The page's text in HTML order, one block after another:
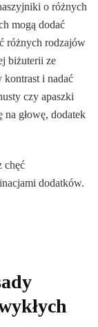
o różnych
mogą dodać
różnych rodzajów
biżuterii ze
kontrast i nadać
czy apaszki
głowę, dodatek
chęć
dodatków.